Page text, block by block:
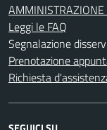
AMMINISTRAZIONE
Leggi le FAQ
Segnalazione
Prenotazione
Richiesta